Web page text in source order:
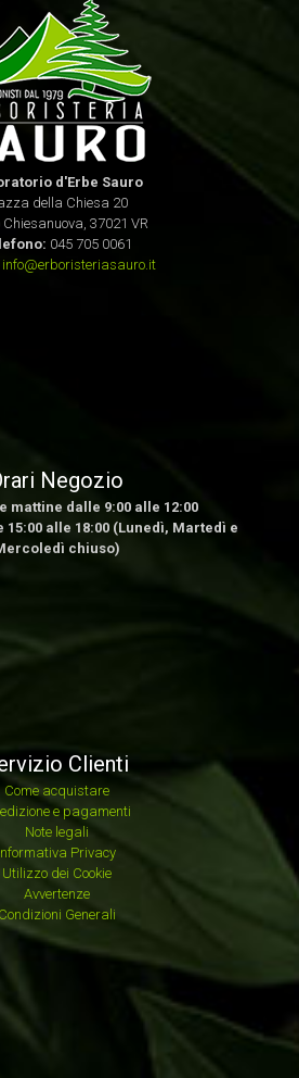
d'Erbe Sauro
della Chiesa 20
Chiesanuova, 37021 VR
045 705 0061
info@erboristeriasauro.it
Negozio
mattine dalle 9:00 alle 12:00
alle 18:00 (Lunedì, Martedì e
chiuso)
Clienti
Come acquistare
e pagamenti
Note legali
Privacy
Utilizzo dei Cookie
Avvertenze
Condizioni Generali